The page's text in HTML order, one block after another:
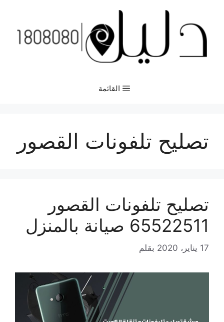
المحتوى
القائمة
تصليح تلفونات القصور
تصليح تلفونات القصور
65522511 صيانة بالمنزل
17 يناير، 2020 بقلم